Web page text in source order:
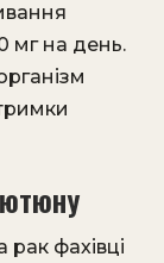
мг на день.
фахівці